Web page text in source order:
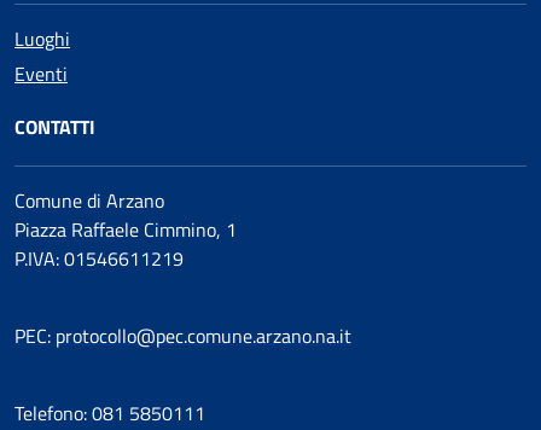
Luoghi
Eventi
CONTATTI
Comune di Arzano
Piazza Raffaele Cimmino, 1
P.IVA: 01546611219
PEC: protocollo@pec.comune.arzano.na.it
Telefono: 081 5850111